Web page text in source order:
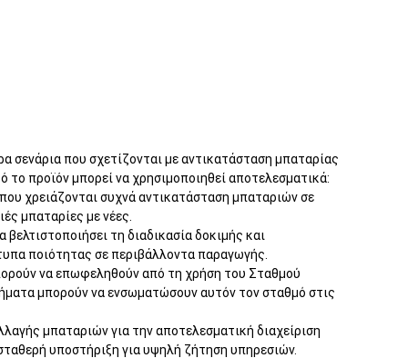
σενάρια που σχετίζονται με αντικατάσταση μπαταρίας
προϊόν μπορεί να χρησιμοποιηθεί αποτελεσματικά:
χρειάζονται συχνά αντικατάσταση μπαταριών σε
μπαταρίες με νέες.
τη διαδικασία δοκιμής και
ποιότητας σε περιβάλλοντα παραγωγής.
να επωφεληθούν από τη χρήση του Σταθμού
μπορούν να ενσωματώσουν αυτόν τον σταθμό στις
μπαταριών για την αποτελεσματική διαχείριση
υποστήριξη για υψηλή ζήτηση υπηρεσιών.